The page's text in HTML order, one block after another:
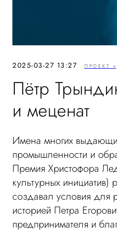
2025-03-27 13:27 ПРОЕКТ
Пётр
и меценат
Имена многих
промышленности и
Премия Христофора
культурных инициатив)
создавал условия для
историей Петра
предпринимателя и